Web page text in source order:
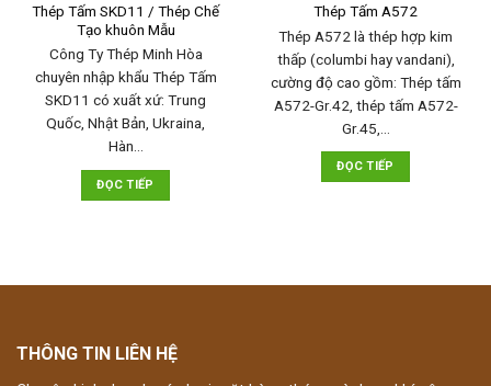
Thép Tấm SKD11 / Thép Chế
Tạo khuôn Mẫu
Công Ty Thép Minh Hòa
chuyên nhập khẩu Thép Tấm
SKD11 có xuất xứ: Trung
Quốc, Nhật Bản, Ukraina,
Hàn…
ĐỌC TIẾP
Thép Tấm A572
Thép A572 là thép hợp kim
thấp (columbi hay vandani),
cường độ cao gồm: Thép tấm
A572-Gr.42, thép tấm A572-
Gr.45,…
ĐỌC TIẾP
THÔNG TIN LIÊN HỆ